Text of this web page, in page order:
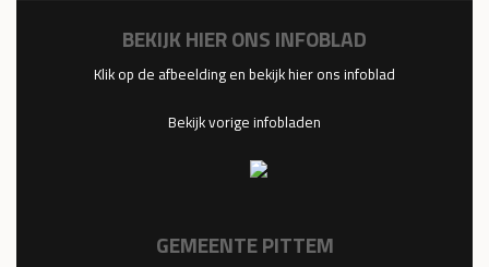
BEKIJK HIER ONS INFOBLAD
Klik op de afbeelding en bekijk hier ons infoblad
Bekijk vorige infobladen
GEMEENTE PITTEM